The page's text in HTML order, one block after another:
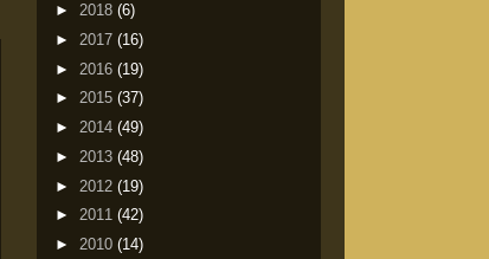
► 2018 (6)
► 2017 (16)
► 2016 (19)
► 2015 (37)
► 2014 (49)
► 2013 (48)
► 2012 (19)
► 2011 (42)
► 2010 (14)